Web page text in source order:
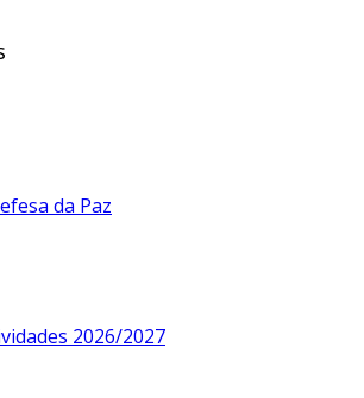
da Paz
2026/2027